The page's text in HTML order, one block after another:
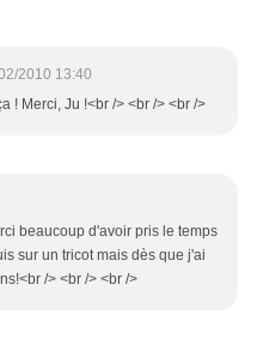
2010 13:40
! Merci, Ju !<br /> <br /> <br />
beaucoup d'avoir pris le temps
sur un tricot mais dès que j'ai
/> <br /> <br />